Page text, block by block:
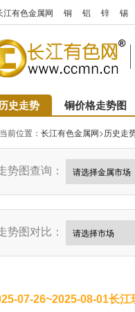
江有色金属网 铜 铝 锌 锡
史走势 铜价格走势图
当前位置： 长江有色金属网>历史走
势图查询：
势图对比：